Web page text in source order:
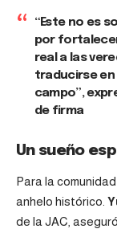
“Este no es
por
real a las
traducirse
campo”,
de firma
Un sueño
Para la
anhelo histórico.
de la JAC,